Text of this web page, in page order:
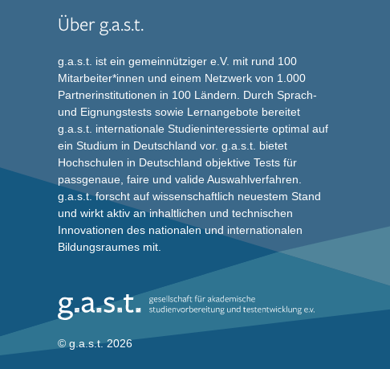
Über g.a.s.t.
g.a.s.t. ist ein gemeinnütziger e.V. mit rund 100
Mitarbeiter*innen und einem Netzwerk von 1.000
Partnerinstitutionen in 100 Ländern. Durch Sprach-
und Eignungstests sowie Lernangebote bereitet
g.a.s.t. internationale Studieninteressierte optimal auf
ein Studium in Deutschland vor. g.a.s.t. bietet
Hochschulen in Deutschland objektive Tests für
passgenaue, faire und valide Auswahlverfahren.
g.a.s.t. forscht auf wissenschaftlich neuestem Stand
und wirkt aktiv an inhaltlichen und technischen
Innovationen des nationalen und internationalen
Bildungsraumes mit.
© g.a.s.t. 2026